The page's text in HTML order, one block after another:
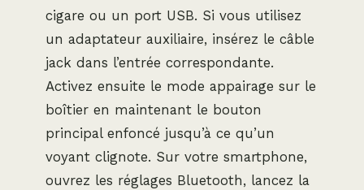
cigare ou un port USB. Si vous utilisez
un adaptateur auxiliaire, insérez le câble
jack dans l’entrée correspondante.
Activez ensuite le mode appairage sur le
boîtier en maintenant le bouton
principal enfoncé jusqu’à ce qu’un
voyant clignote. Sur votre smartphone,
ouvrez les réglages Bluetooth, lancez la